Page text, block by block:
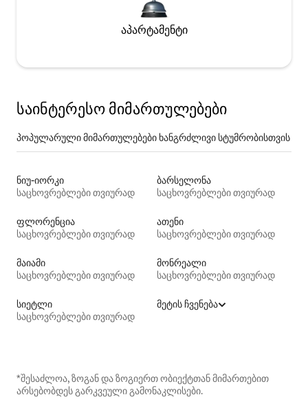
აპარტამენტი
საინტერესო მიმართულებები
პოპულარული მიმართულებები ხანგრძლივი სტუმრობისთვის
ნიუ-იორკი
საცხოვრებლები თვიურად
ბარსელონა
საცხოვრებლები თვიურად
ფლორენცია
საცხოვრებლები თვიურად
ათენი
საცხოვრებლები თვიურად
მაიამი
საცხოვრებლები თვიურად
მონრეალი
საცხოვრებლები თვიურად
სიეტლი
საცხოვრებლები თვიურად
მეტის ჩვენება
*შესაძლოა, ზოგან და ზოგიერთ ობიექტთან მიმართებით
არსებობდეს გარკვეული გამონაკლისები.